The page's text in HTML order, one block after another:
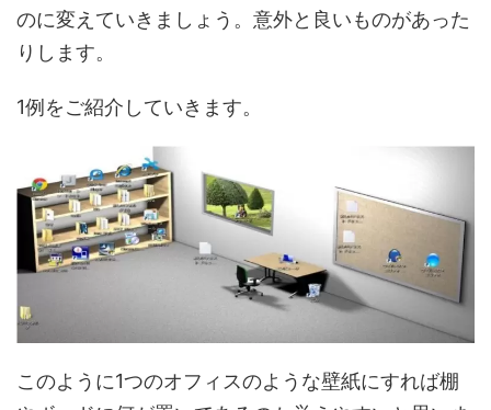
のに変えていきましょう。意外と良いものがあった
りします。
1例をご紹介していきます。
このように1つのオフィスのような壁紙にすれば棚